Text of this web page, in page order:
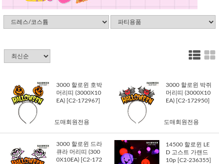
3000 할로윈 호박
머리띠 (3000X10
EA) [C2-172967]
도매회원전용
3000 할로윈 박쥐
머리띠 (3000X10
EA) [C2-172950]
도매회원전용
3000 할로윈 드라
큐라 머리띠 (300
0X10EA) [C2-172
14500 할로윈 LE
D 고스트 가랜드
10p [C2-236355]